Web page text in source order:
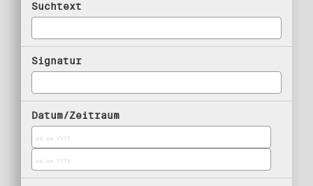
Suchtext
Signatur
Datum/Zeitraum